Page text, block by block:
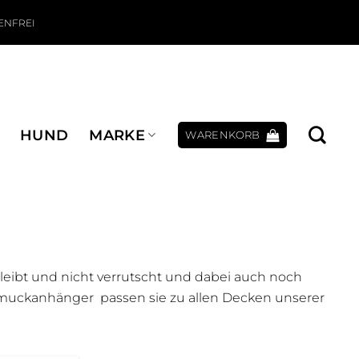
HUND MARKE WARENKORB
und nicht verrutscht und dabei auch noch
passen sie zu allen Decken unserer